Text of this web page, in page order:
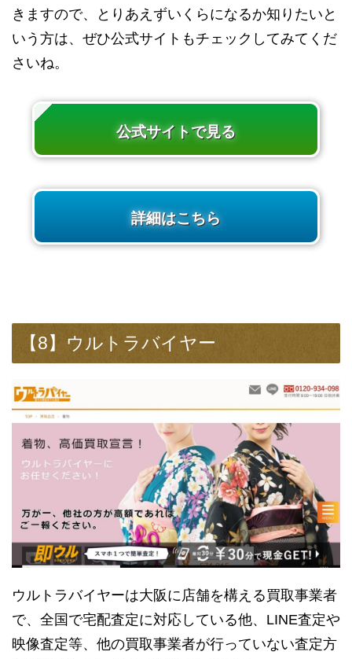
きますので、とりあえずいくらになるか知りたいと
いう方は、ぜひ公式サイトもチェックしてみてくだ
さいね。
公式サイトで見る
詳細はこちら
【8】ウルトラバイヤー
ウルトラバイヤーは大阪に店舗を構える買取事業者
で、全国で宅配査定に対応している他、LINE査定や
映像査定等、他の買取事業者が行っていない査定方